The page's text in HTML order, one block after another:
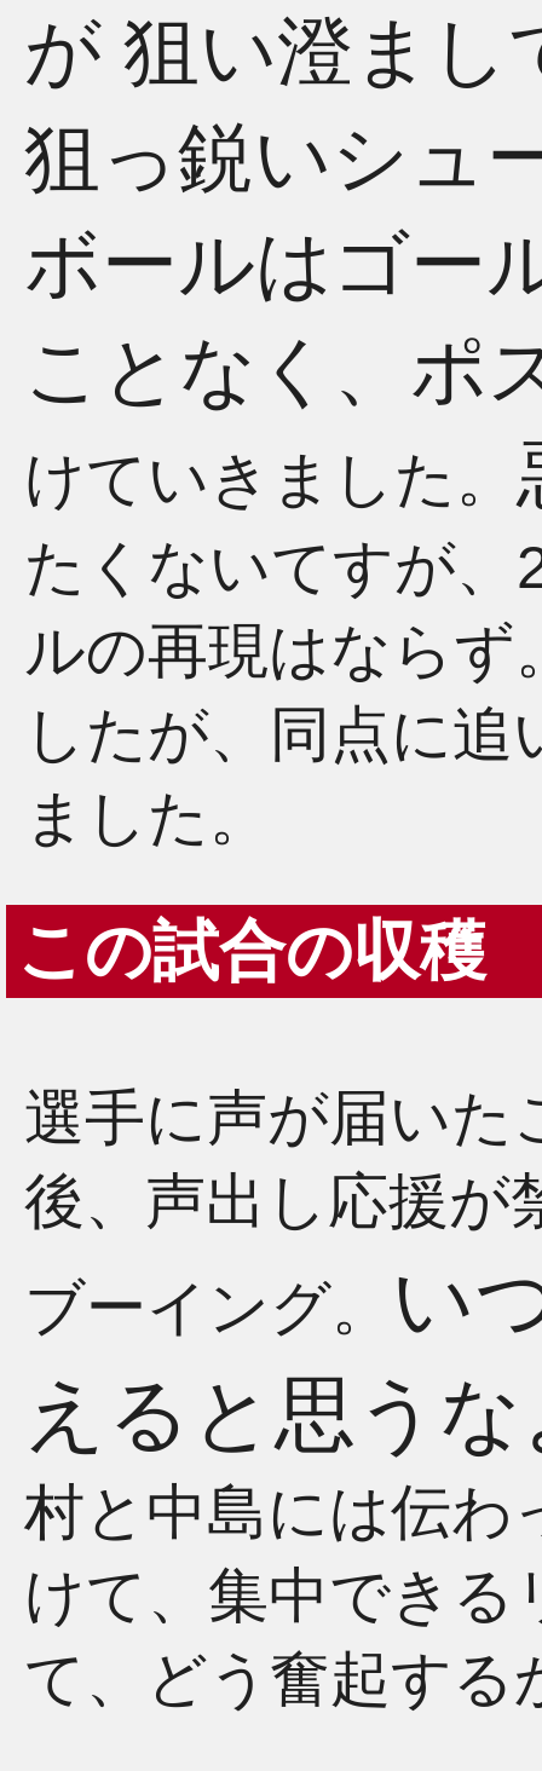
が 狙い澄まし
狙っ鋭いシュ
ボールはゴー
ことなく、ポ
けていきました。
たくないてすが、
ルの再現はならず
したが、同点に
ました。
この試合の収穫
選手に声が届いた
後、声出し応援が
ブーイング。 い
えると思う
村と中島には伝わ
けて、集中できる
て、どう奮起する